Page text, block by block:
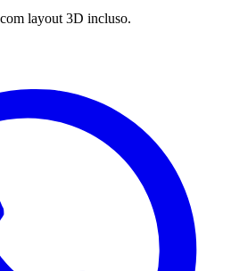
layout 3D incluso.